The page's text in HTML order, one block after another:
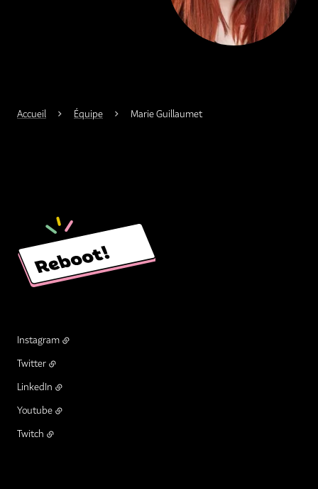
Accueil Équipe Marie Guillaumet
Instagram
Twitter
LinkedIn
Youtube
Twitch